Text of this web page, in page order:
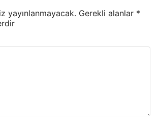
yayınlanmayacak. Gerekli alanlar *